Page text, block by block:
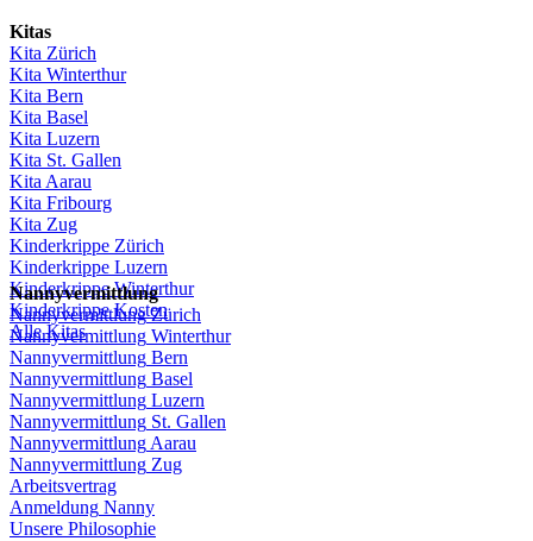
Kitas
Kita Zürich
Kita Winterthur
Kita Bern
Kita Basel
Kita Luzern
Kita St. Gallen
Kita Aarau
Kita Fribourg
Kita Zug
Kinderkrippe Zürich
Kinderkrippe Luzern
KinderkrippeWinterthur
Kinderkrippe Kosten
Alle Kitas
Nannyvermittlung
Nannyvermittlung Zürich
Nannyvermittlung Winterthur
Nannyvermittlung Bern
Nannyvermittlung Basel
Nannyvermittlung Luzern
Nannyvermittlung St. Gallen
Nannyvermittlung Aarau
Nannyvermittlung Zug
Arbeitsvertrag
Anmeldung Nanny
Unsere Philosophie